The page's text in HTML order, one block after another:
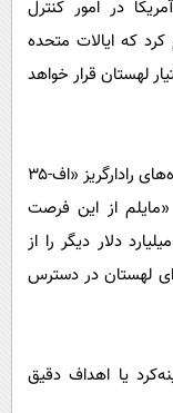
در امور کنترل
که ایالات متحده
لهستان قرار خواهد
به گزارش ایسنا، دی‌نانو در مراسم الحاق جنگنده‌های رادارگریز «اف-۳۵
«مایلم از این فرصت
دلار دیگر را از
لهستان در دسترس
یا اهداف دقیق